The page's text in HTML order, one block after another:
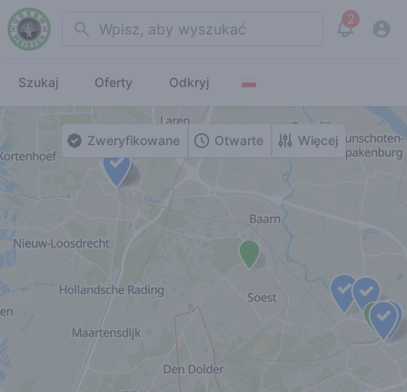
Search 2
View
Szukaj Oferty Odkryj
Zweryfikowane Otwarte Więcej